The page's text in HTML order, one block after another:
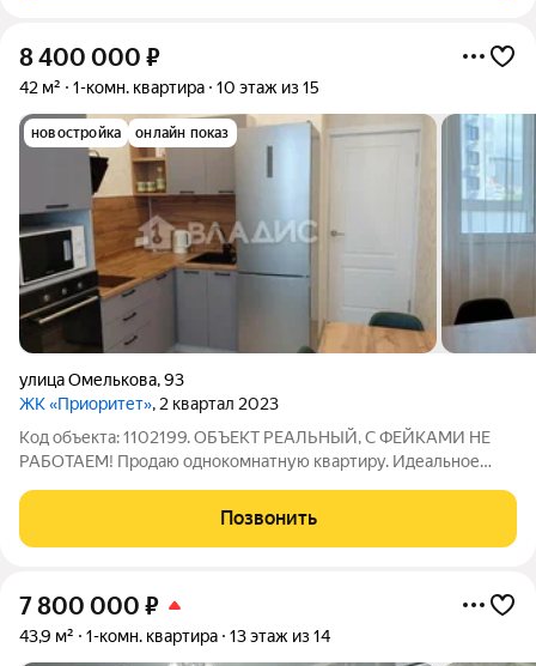
8 400 000 ₽
42 м² 1-комн. квартира 10 этаж из 15
новостройка онлайн показ
улица Омелькова,93
ЖК «Приоритет», 2 квартал 2023
Код объекта: 1102199. ОБЪЕКТ РЕАЛЬНЫЙ, С ФЕЙКАМИ НЕ
РАБОТАЕМ! Продаю однокомнатную квартиру. Идеальное
евроремонтом, мебелью, техникой, можно заехать в день
сделки. Все коммуникации центральные. Тариф
Позвонить
7 800 000 ₽
43,9 м² 1-комн. квартира 13 этаж из 14